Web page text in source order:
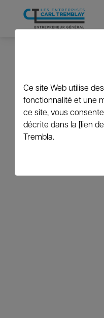
Ce site Web utilise
fonctionnalité et une
ce site, vous
décrite dans la [lien
Trembla.